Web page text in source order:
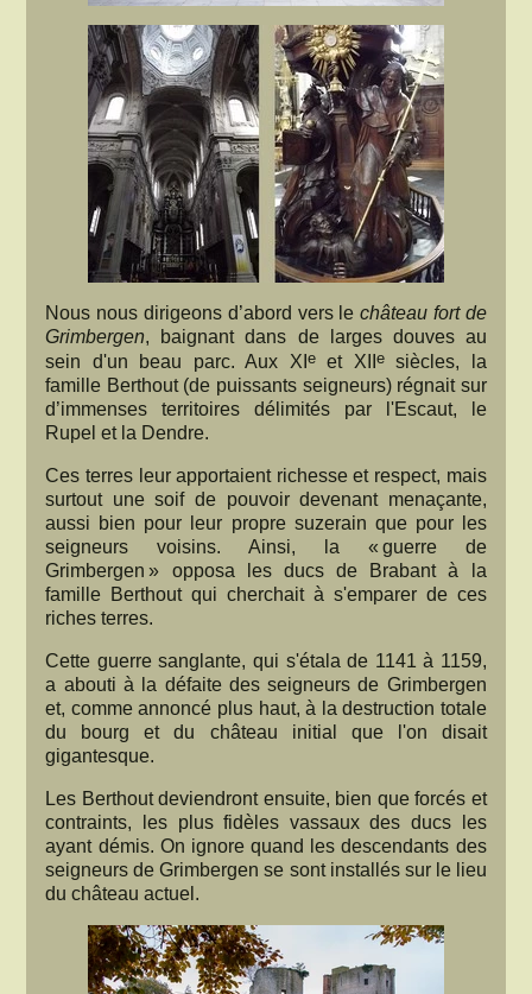
Nous nous dirigeons d’abord vers lechâteau fort de
Grimbergen, baignant dans de larges douves au
sein d'un beau parc. Aux XI eet XII esiècles, la
famille Berthout (de puissants seigneurs) régnait sur
d’immenses territoires délimités par l'Escaut, le
Rupel et la Dendre.
Ces terres leur apportaient richesse et respect, mais
surtout une soif de pouvoir devenant menaçante,
aussi bien pour leur propre suzerain que pour les
seigneurs voisins. Ainsi, la « guerre de
Grimbergen » opposa les ducs de Brabant à la
famille Berthout qui cherchait à s'emparer de ces
riches terres.
Cette guerre sanglante, qui s'étala de 1141 à 1159,
a abouti à la défaite des seigneurs de Grimbergen
et, comme annoncé plus haut, à la destruction totale
du bourg et du château initial que l'on disait
gigantesque.
Les Berthout deviendront ensuite, bien que forcés et
contraints, les plus fidèles vassaux des ducs les
ayant démis. On ignore quand les descendants des
seigneurs de Grimbergen se sont installés sur le lieu
du château actuel.